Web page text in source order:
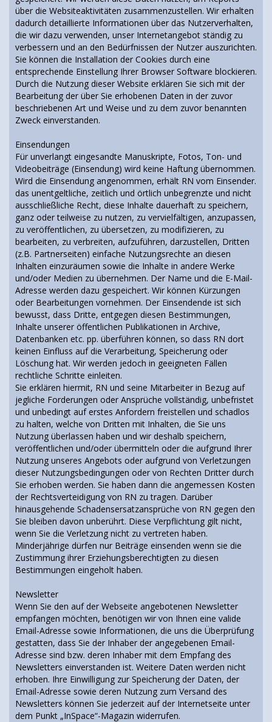
über die Websiteaktivitäten zusammenzustellen. Wir erhalten
dadurch detaillierte Informationen über das Nutzerverhalten,
die wir dazu verwenden, unser Internetangebot ständig zu
verbessern und an den Bedürfnissen der Nutzer auszurichten.
Sie können die Installation der Cookies durch eine
entsprechende Einstellung Ihrer Browser Software blockieren.
Durch die Nutzung dieser Website erklären Sie sich mit der
Bearbeitung der über Sie erhobenen Daten in der zuvor
beschriebenen Art und Weise und zu dem zuvor benannten
Zweck einverstanden.
Einsendungen
Für unverlangt eingesandte Manuskripte, Fotos, Ton- und
Videobeiträge (Einsendung) wird keine Haftung übernommen.
Wird die Einsendung angenommen, erhält RN vom Einsender.
das unentgeltliche, zeitlich und örtlich unbegrenzte und nicht
ausschließliche Recht, diese Inhalte dauerhaft zu speichern,
ganz oder teilweise zu nutzen, zu vervielfältigen, anzupassen,
zu veröffentlichen, zu übersetzen, zu modifizieren, zu
bearbeiten, zu verbreiten, aufzuführen, darzustellen, Dritten
(z.B. Partnerseiten) einfache Nutzungsrechte an diesen
Inhalten einzuräumen sowie die Inhalte in andere Werke
und/oder Medien zu übernehmen. Der Name und die E-Mail-
Adresse werden dazu gespeichert. Wir können Kürzungen
oder Bearbeitungen vornehmen. Der Einsendende ist sich
bewusst, dass Dritte, entgegen diesen Bestimmungen,
Inhalte unserer öffentlichen Publikationen in Archive,
Datenbanken etc. pp. überführen können, so dass RN dort
keinen Einfluss auf die Verarbeitung, Speicherung oder
Löschung hat. Wir werden jedoch in geeigneten Fällen
rechtliche Schritte einleiten.
Sie erklären hiermit, RN und seine Mitarbeiter in Bezug auf
jegliche Forderungen oder Ansprüche vollständig, unbefristet
und unbedingt auf erstes Anfordern freistellen und schadlos
zu halten, welche von Dritten mit Inhalten, die Sie uns
Nutzung überlassen haben und wir deshalb speichern,
veröffentlichen und/oder übermitteln oder die aufgrund Ihrer
Nutzung unseres Angebots oder aufgrund von Verletzungen
dieser Nutzungsbedingungen oder von Rechten Dritter durch
Sie erhoben werden. Sie haben dann die angemessen Kosten
der Rechtsverteidigung von RN zu tragen. Darüber
hinausgehende Schadensersatzansprüche von RN gegen den
Sie bleiben davon unberührt. Diese Verpflichtung gilt nicht,
wenn Sie die Verletzung nicht zu vertreten haben.
Minderjährige dürfen nur Beiträge einsenden wenn sie die
Zustimmung ihrer Erziehungsberechtigten zu diesen
Bestimmungen eingeholt haben.
Newsletter
Wenn Sie den auf der Webseite angebotenen Newsletter
empfangen möchten, benötigen wir von Ihnen eine valide
Email-Adresse sowie Informationen, die uns die Überprüfung
gestatten, dass Sie der Inhaber der angegebenen Email-
Adresse sind bzw. deren Inhaber mit dem Empfang des
Newsletters einverstanden ist. Weitere Daten werden nicht
erhoben. Ihre Einwilligung zur Speicherung der Daten, der
Email-Adresse sowie deren Nutzung zum Versand des
Newsletters können Sie jederzeit auf der Internetseite unter
dem Punkt „InSpace“-Magazin widerrufen.